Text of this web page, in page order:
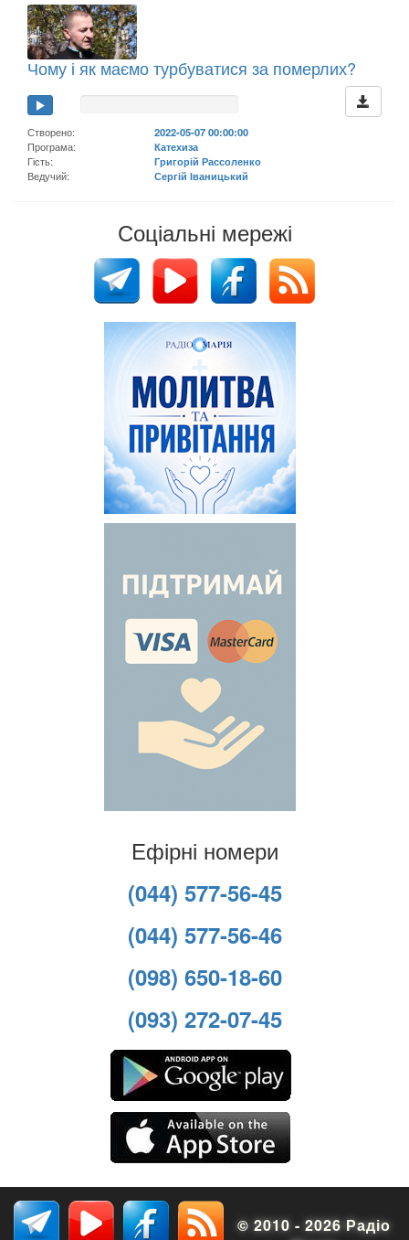
Чому і як маємо турбуватися за померлих?
Створено:
2022-05-07 00:00:00
Програма:
Катехиза
Гість:
Григорій Рассоленко
Ведучий:
Сергій Іваницький
Соціальні мережі
Ефірні номери
(044) 577-56-45
(044) 577-56-46
(098) 650-18-60
(093) 272-07-45
© 2010 - 2026 Радіо